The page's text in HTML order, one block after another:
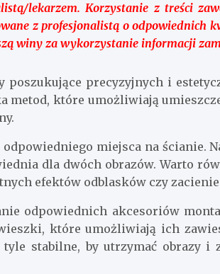
lekarzem. Korzystanie z treści
z profesjonalistą o odpowiednich
winy za wykorzystanie informacji
poszukujące precyzyjnych i
metod, które umożliwiają
miejsca na ścianie.
dla dwóch obrazów. Warto
efektów odblasków czy
odpowiednich akcesoriów
które umożliwiają ich
stabilne, by utrzymać obrazy i